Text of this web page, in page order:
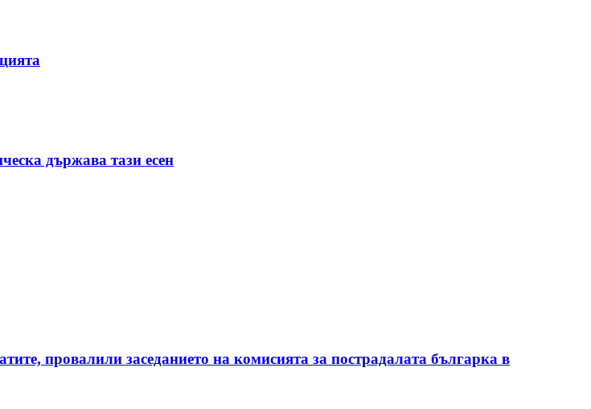
държава тази есен
провалили заседанието на комисията за пострадалата българка в